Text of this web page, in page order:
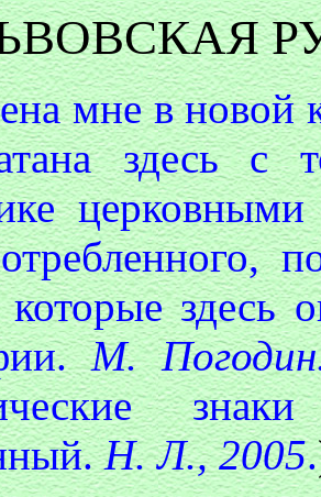
мне в
здесь с
которые
М.
Н. Л., 2005.